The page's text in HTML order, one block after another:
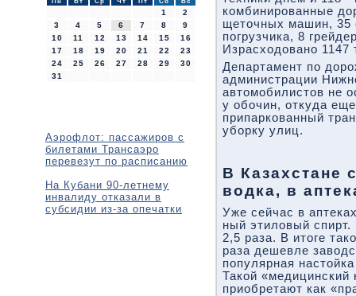
1
2
3
4 5 6 7 8
9
10
11 12 13 14 15
16
17
18 19 20 21 22
23
24
25 26 27 28 29
30
31
Аэрофлот: пассажиров с
билетами Трансаэро
перевезут по расписанию
На Кубани 90-летнему
инвалиду отказали в
субсидии из-за опечатки
комбинированные
щеточных машин, 35
погрузчика, 8
Израсходовано 1147
Департамент по
администрации
автомобилистов не
у обочин, откуда
припаркованный
уборку улиц.
В Казахстане
водка, в
Уже сейчас в
ный этиловый спирт.
2,5 раза. В итоге
раза дешевле
популярная
Такой «медицинский
приобретают как